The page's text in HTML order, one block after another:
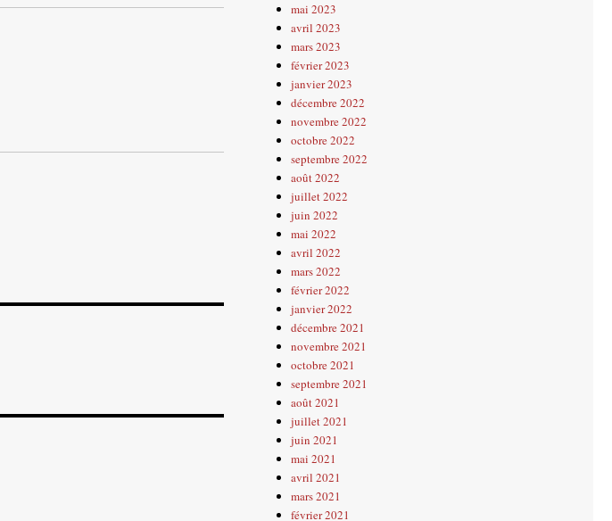
mai 2023
avril 2023
mars 2023
février 2023
janvier 2023
décembre 2022
novembre 2022
octobre 2022
septembre 2022
août 2022
juillet 2022
juin 2022
mai 2022
avril 2022
mars 2022
février 2022
janvier 2022
décembre 2021
novembre 2021
octobre 2021
septembre 2021
août 2021
juillet 2021
juin 2021
mai 2021
avril 2021
mars 2021
février 2021